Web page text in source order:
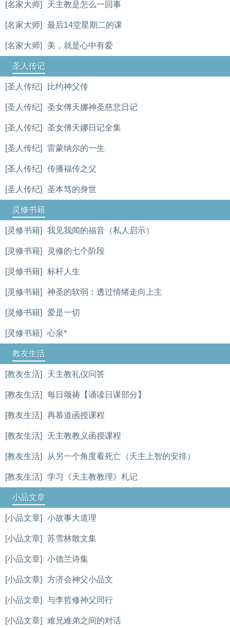
[名家大师] 天主教是怎么一回事
[名家大师] 最后14堂星期二的课
[名家大师] 美，就是心中有爱
圣人传记
[圣人传纪] 比约神父传
[圣人传纪] 圣女傅天娜神圣慈悲日记
[圣人传纪] 圣女傅天娜日记全集
[圣人传纪] 雷蒙纳尔的一生
[圣人传纪] 传播福传之父
[圣人传纪] 圣本笃的身世
灵修书籍
[灵修书籍] 我见我闻的福音（私人启示）
[灵修书籍] 灵修的七个阶段
[灵修书籍] 标杆人生
[灵修书籍] 神圣的软弱：透过情绪走向上主
[灵修书籍] 爱是一切
[灵修书籍] 心泉*
教友生活
[教友生活] 天主教礼仪问答
[教友生活] 每日颂祷【诵读日课部分】
[教友生活] 再慕道函授课程
[教友生活] 天主教教义函授课程
[教友生活] 从另一个角度看死亡（天主上智的安排）
[教友生活] 学习《天主教教理》札记
小品文章
[小品文章] 小故事大道理
[小品文章] 苏雪林散文集
[小品文章] 小德兰诗集
[小品文章] 方济会神父小品文
[小品文章] 与李哲修神父同行
[小品文章] 难兄难弟之间的对话